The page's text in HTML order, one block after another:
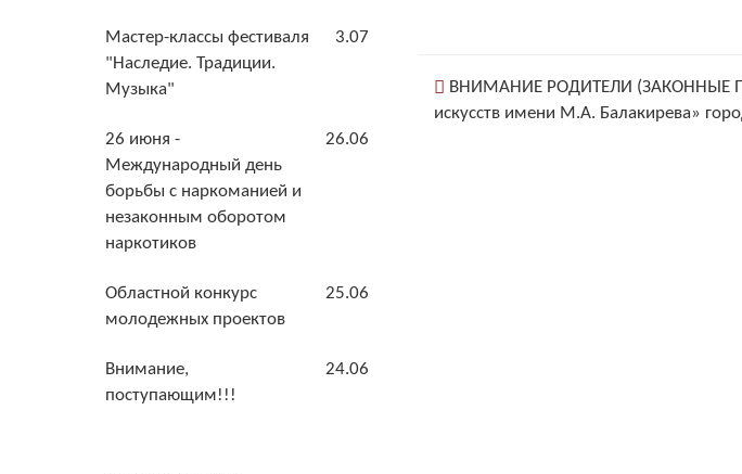
Мастер-классы фестиваля
"Наследие. Традиции.
Музыка"
3.07
26 июня -
Международный день
борьбы с наркоманией и
незаконным оборотом
наркотиков
26.06
Областной конкурс
молодежных проектов
25.06
Внимание,
поступающим!!!
24.06
ВНИМАНИЕ РОДИТЕЛИ (ЗАКОННЫЕ
искусств имени М.А. Балакирева»